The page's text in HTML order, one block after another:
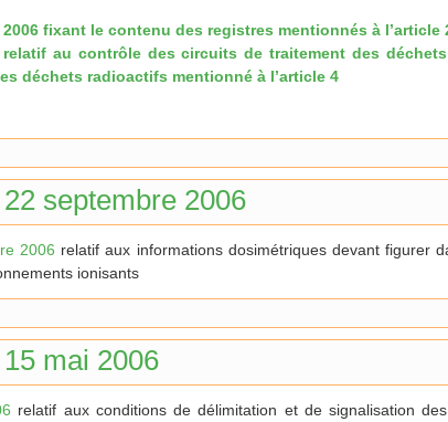
fixant le contenu des registres mentionnés à l’article
relatif au contrôle des circuits de traitement des
déchets radioactifs mentionné à l’article 4
septembre 2006
2006 relatif aux informations dosimétriques devant figurer
ionisants
mai 2006
relatif aux conditions de délimitation et de signalisation